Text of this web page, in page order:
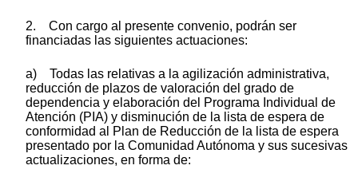
2. Con cargo al presente convenio, podrán ser
financiadas las siguientes actuaciones:
a) Todas las relativas a la agilización administrativa,
reducción de plazos de valoración del grado de
dependencia y elaboración del Programa Individual de
Atención (PIA) y disminución de la lista de espera de
conformidad al Plan de Reducción de la lista de espera
presentado por la Comunidad Autónoma y sus sucesivas
actualizaciones, en forma de: